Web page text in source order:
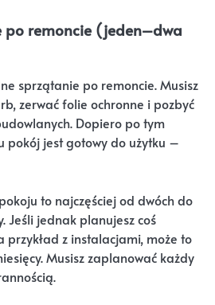
po remoncie (jeden–dwa
sprzątanie po remoncie. Musisz
zerwać folie ochronne i pozbyć
Dopiero po tym
pokój jest gotowy do użytku –
to najczęściej od dwóch do
Jeśli jednak planujesz coś
przykład z instalacjami, może to
Musisz zaplanować każdy